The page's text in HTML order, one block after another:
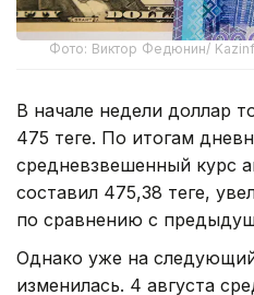
Фото: Виктор Федюнин/
В начале недели доллар
475 теңге. По итогам
средневзвешенный курс
составил 475,38 теңге,
по сравнению с
Однако уже на
изменилась. 4 августа